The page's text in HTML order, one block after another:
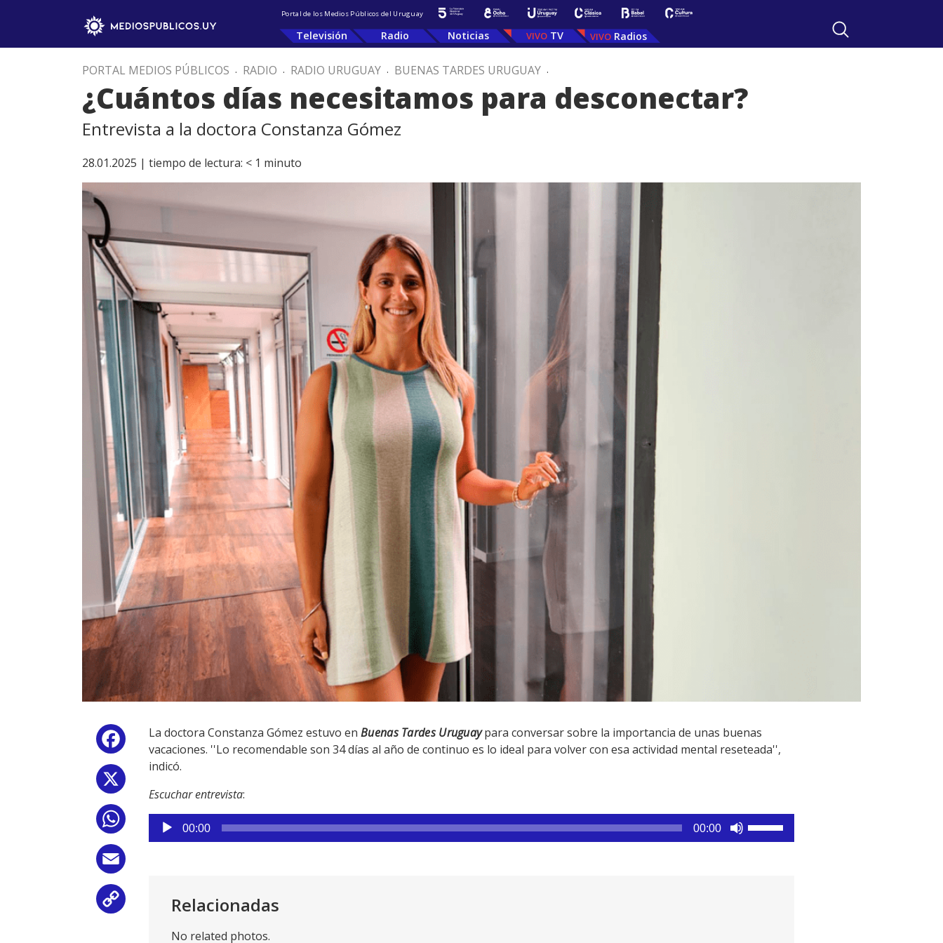
Portal de los Medios Públicos del Uruguay
Televisión Radio Noticias TV Radios
PORTAL MEDIOS PÚBLICOS . RADIO . RADIO URUGUAY . BUENAS TARDES URUGUAY .
¿Cuántos días necesitamos para desconectar?
Entrevista a la doctora Constanza Gómez
28.01.2025 | tiempo de lectura: < 1 minuto
Facebook
WhatsApp
La doctora Constanza Gómez estuvo en Buenas Tardes Uruguaypara conversar sobre la importancia de unas buenas
vacaciones. ''Lo recomendable son 34 días al año de continuo es lo ideal para volver con esa actividad mental reseteada'',
indicó.
Escuchar entrevista:
Reproductor
de
00:00 00:00
Relacionadas
No related photos.